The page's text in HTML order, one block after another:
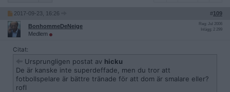
2017-09-23, 16:26 #109
BonhommeDeNeige
Medlem
Reg: Jul 2006
Inlägg: 2 299
Citat:
Ursprungligen postat av hicku
De är kanske inte superdeffade, men du tror att
fotbollspelare är bättre tränade för att dom är smalare eller?
rofl